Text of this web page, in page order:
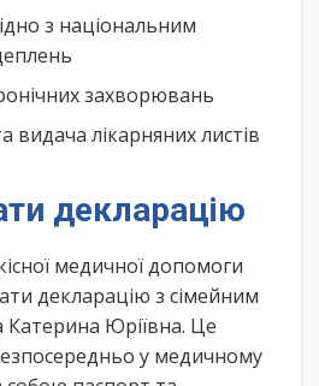
з національним
захворювань
лікарняних листів
декларацію
медичної допомоги
декларацію з сімейним
Катерина Юріївна. Це
у медичному